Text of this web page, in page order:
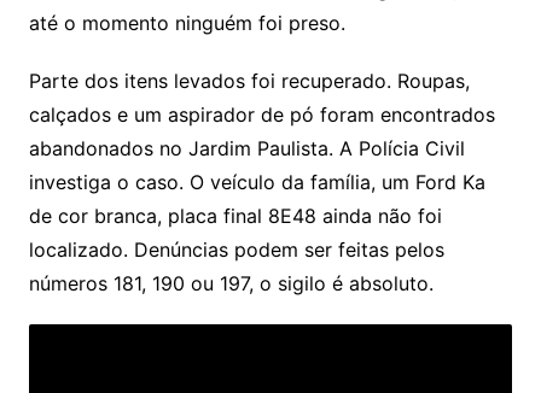
até o momento ninguém foi preso.
Parte dos itens levados foi recuperado. Roupas,
calçados e um aspirador de pó foram encontrados
abandonados no Jardim Paulista. A Polícia Civil
investiga o caso. O veículo da família, um Ford Ka
de cor branca, placa final 8E48 ainda não foi
localizado. Denúncias podem ser feitas pelos
números 181, 190 ou 197, o sigilo é absoluto.